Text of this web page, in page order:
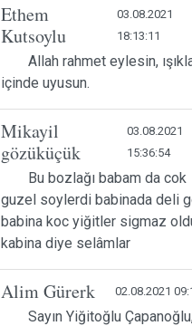
Ethem
Kutsoylu
03.08.2021
18:13:11
Allah rahmet eylesin,
içinde uyusun.
Mikayil
gözüküçük
03.08.2021
15:36:54
Bu bozlağı babam da cok
guzel soylerdi babinada deli
babina koc yiğitler sigmaz
kabina diye selâmlar
Alim Gürerk 02.08.2021
Sayın Yiğitoğlu